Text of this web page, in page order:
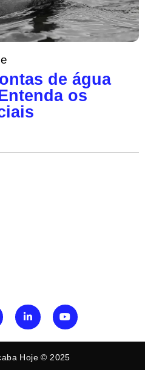
de água
os
Hoje © 2025